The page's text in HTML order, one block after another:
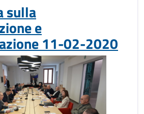
sulla
e
11-02-2020